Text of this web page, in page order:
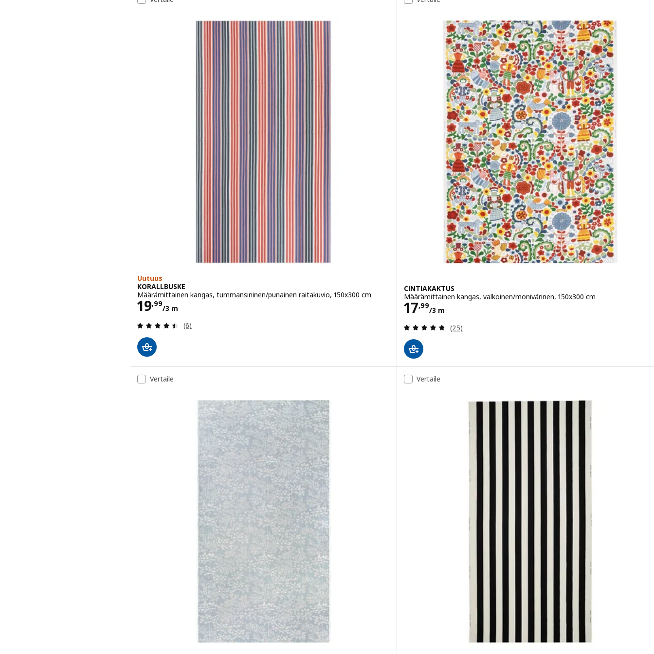
Uutuus
KORALLBUSKE
Määrämittainen kangas, tummansininen/punainen raitakuvio, 150x300 cm
19,99
/3 m
Hinta 19,99/3 m
Arvio: 4.5 / 5 tähteä. Arvostelut yhteensä:
(6)
CINTIAKAKTUS
Määrämittainen kangas, valkoinen/monivärinen, 150x300 cm
17,99
/3 m
Hinta 17,99/3 m
Arvio: 4.8 / 5 tähteä. Arvostelut yhteensä:
(25)
Vertaile Vertaile